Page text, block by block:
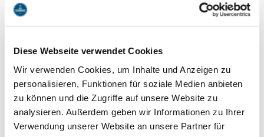
Diese Webseite verwendet Cookies
Wir verwenden Cookies, um Inhalte und Anzeigen zu
personalisieren, Funktionen für soziale Medien anbieten
zu können und die Zugriffe auf unsere Website zu
analysieren. Außerdem geben wir Informationen zu Ihrer
Verwendung unserer Website an unsere Partner für
fordert das Rasenspiel ein hohes Maß an Präzision und
Perfektion, das zu erlernen nicht einfach ist, zu betreiben
finden Golfbegeisterte ein wahres Eldorado zum Golfen in
Oberbayern: Mit anspruchsvollen 18-Loch-Golfplätzen,
einem 6-Loch-Kurzplatz für Anfänger sowie einer
weitflächigen Driving Range sind die Bedingungen im
Voralpenland geradezu paradiesisch.